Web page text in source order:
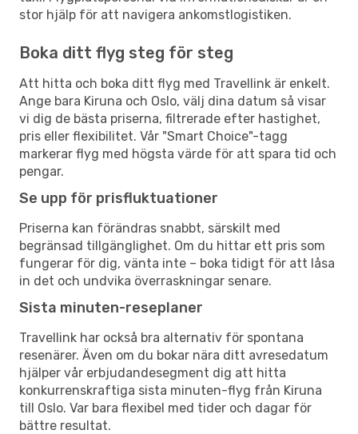
stor hjälp för att navigera ankomstlogistiken.
Boka ditt flyg steg för steg
Att hitta och boka ditt flyg med Travellink är enkelt.
Ange bara Kiruna och Oslo, välj dina datum så visar
vi dig de bästa priserna, filtrerade efter hastighet,
pris eller flexibilitet. Vår "Smart Choice"-tagg
markerar flyg med högsta värde för att spara tid och
pengar.
Se upp för prisfluktuationer
Priserna kan förändras snabbt, särskilt med
begränsad tillgänglighet. Om du hittar ett pris som
fungerar för dig, vänta inte – boka tidigt för att låsa
in det och undvika överraskningar senare.
Sista minuten-reseplaner
Travellink har också bra alternativ för spontana
resenärer. Även om du bokar nära ditt avresedatum
hjälper vår erbjudandesegment dig att hitta
konkurrenskraftiga sista minuten-flyg från Kiruna
till Oslo. Var bara flexibel med tider och dagar för
bättre resultat.